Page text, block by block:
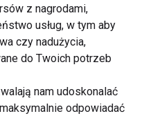
porannego bólu
w pełni
sposoby, które mogą
się tych
o warunki
z kilku poduszek,
z nagrodami,
usług, w tym aby
czy nadużycia,
do Twoich potrzeb
nam udoskonalać
odpowiadać